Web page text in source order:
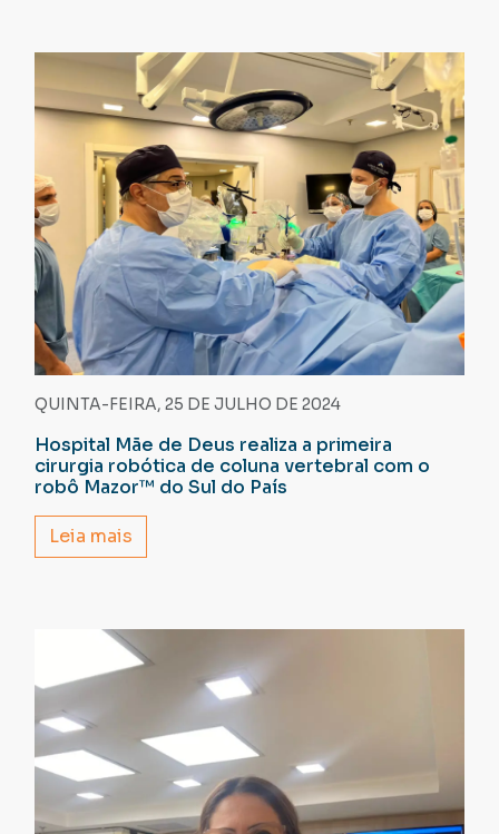
QUINTA-FEIRA, 25 DE JULHO DE 2024
Hospital Mãe de Deus realiza a primeira
cirurgia robótica de coluna vertebral com o
robô Mazor™️ do Sul do País
Leia mais